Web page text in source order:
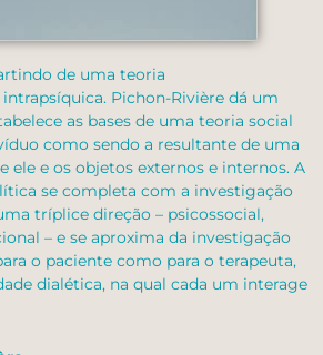
de uma teoria
Pichon-Rivière dá um
as bases de uma teoria social
como sendo a resultante de uma
ele e os objetos externos e internos. A
se completa com a investigação
tríplice direção – psicossocial,
– e se aproxima da investigação
o paciente como para o terapeuta,
dialética, na qual cada um interage